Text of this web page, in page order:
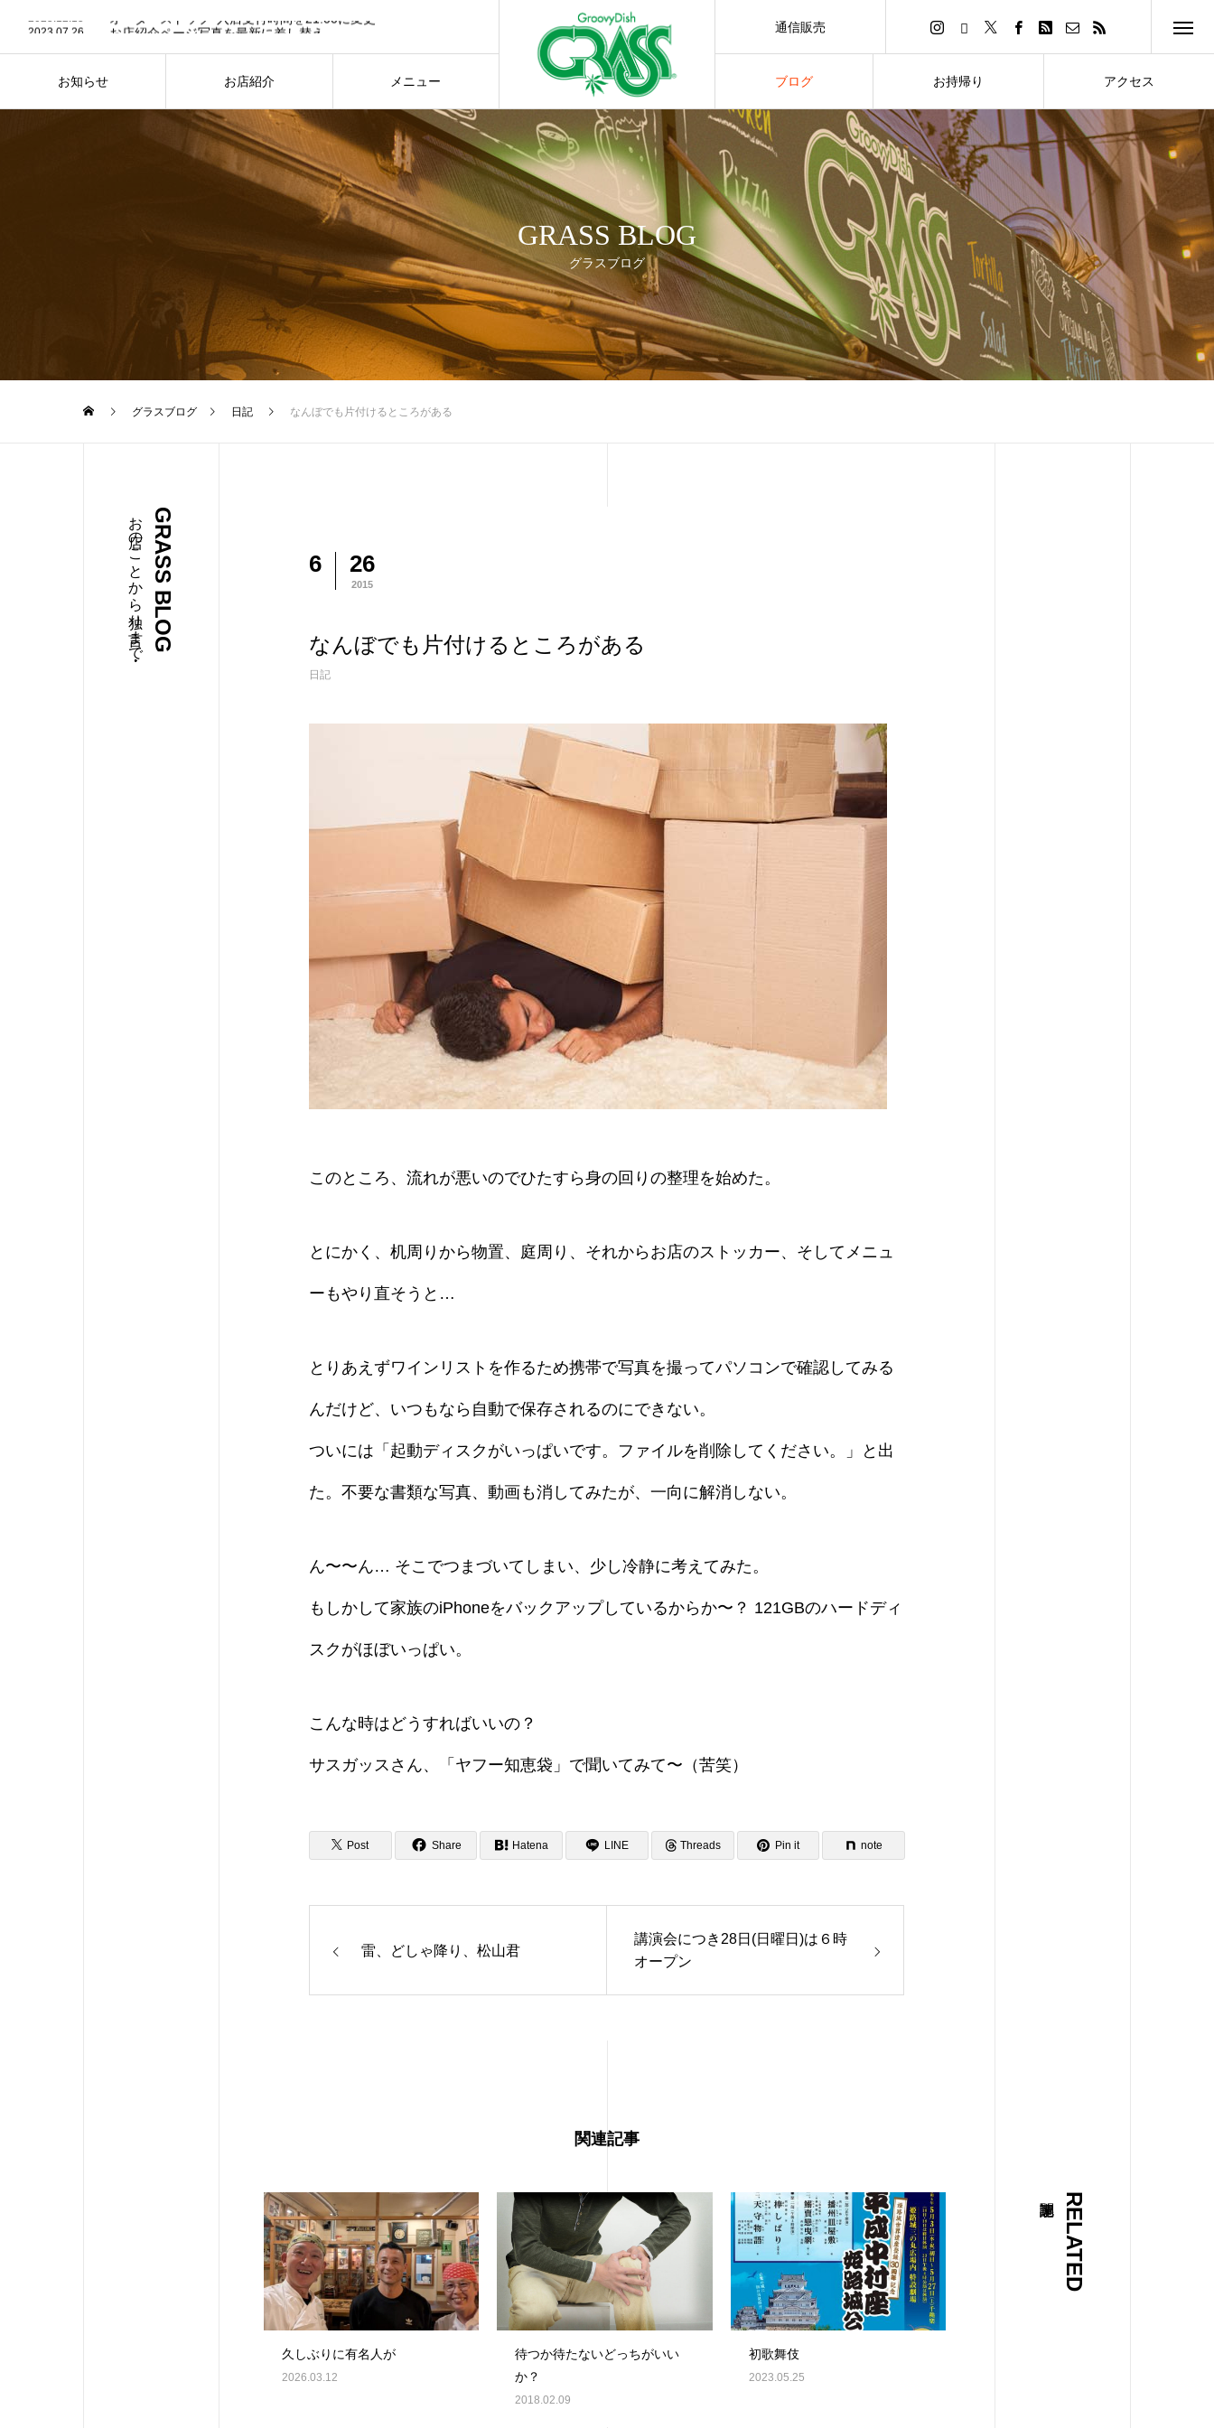
お知らせ お店紹介 メニュー ブログ お持帰り アクセス
2023.07.26 お店紹介ページ写真を最新に差し替え
2025.12.15 オーダーストップ･入店受付時間を21:00に変更
通信販売
GRASS BLOG
グラスブログ
グラスブログ 日記 なんぼでも片付けるところがある
GRASS BLOG
お店のことから独り言まで・・・ 6 26
2015
なんぼでも片付けるところがある
日記
このところ、流れが悪いのでひたすら身の回りの整理を始めた。
とにかく、机周りから物置、庭周り、それからお店のストッカー、そしてメニュ
ーもやり直そうと…
とりあえずワインリストを作るため携帯で写真を撮ってパソコンで確認してみる
んだけど、いつもなら自動で保存されるのにできない。
ついには「起動ディスクがいっぱいです。ファイルを削除してください。」と出
た。不要な書類な写真、動画も消してみたが、一向に解消しない。
ん〜〜ん… そこでつまづいてしまい、少し冷静に考えてみた。
もしかして家族のiPhoneをバックアップしているからか〜？ 121GBのハードディ
スクがほぼいっぱい。
こんな時はどうすればいいの？
サスガッスさん、「ヤフー知恵袋」で聞いてみて〜（苦笑）
Post Share Hatena LINE Threads Pin it note
雷、どしゃ降り、松山君
講演会につき28日(日曜日)は６時
オープン
RELATED
関連記事
久しぶりに有名人が
2026.03.12
待つか待たないどっちがいい
か？
2018.02.09
初歌舞伎
2023.05.25